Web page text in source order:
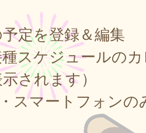
定を登録＆編集
スケジュールの
されます）
スマートフォンの